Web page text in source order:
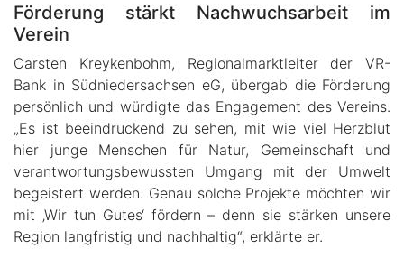
Förderung stärkt Nachwuchsarbeit im
Verein
Carsten Kreykenbohm, Regionalmarktleiter der VR-
Bank in Südniedersachsen eG, übergab die Förderung
persönlich und würdigte das Engagement des Vereins.
„Es ist beeindruckend zu sehen, mit wie viel Herzblut
hier junge Menschen für Natur, Gemeinschaft und
verantwortungsbewussten Umgang mit der Umwelt
begeistert werden. Genau solche Projekte möchten wir
mit ‚Wir tun Gutes‘ fördern – denn sie stärken unsere
Region langfristig und nachhaltig“, erklärte er.